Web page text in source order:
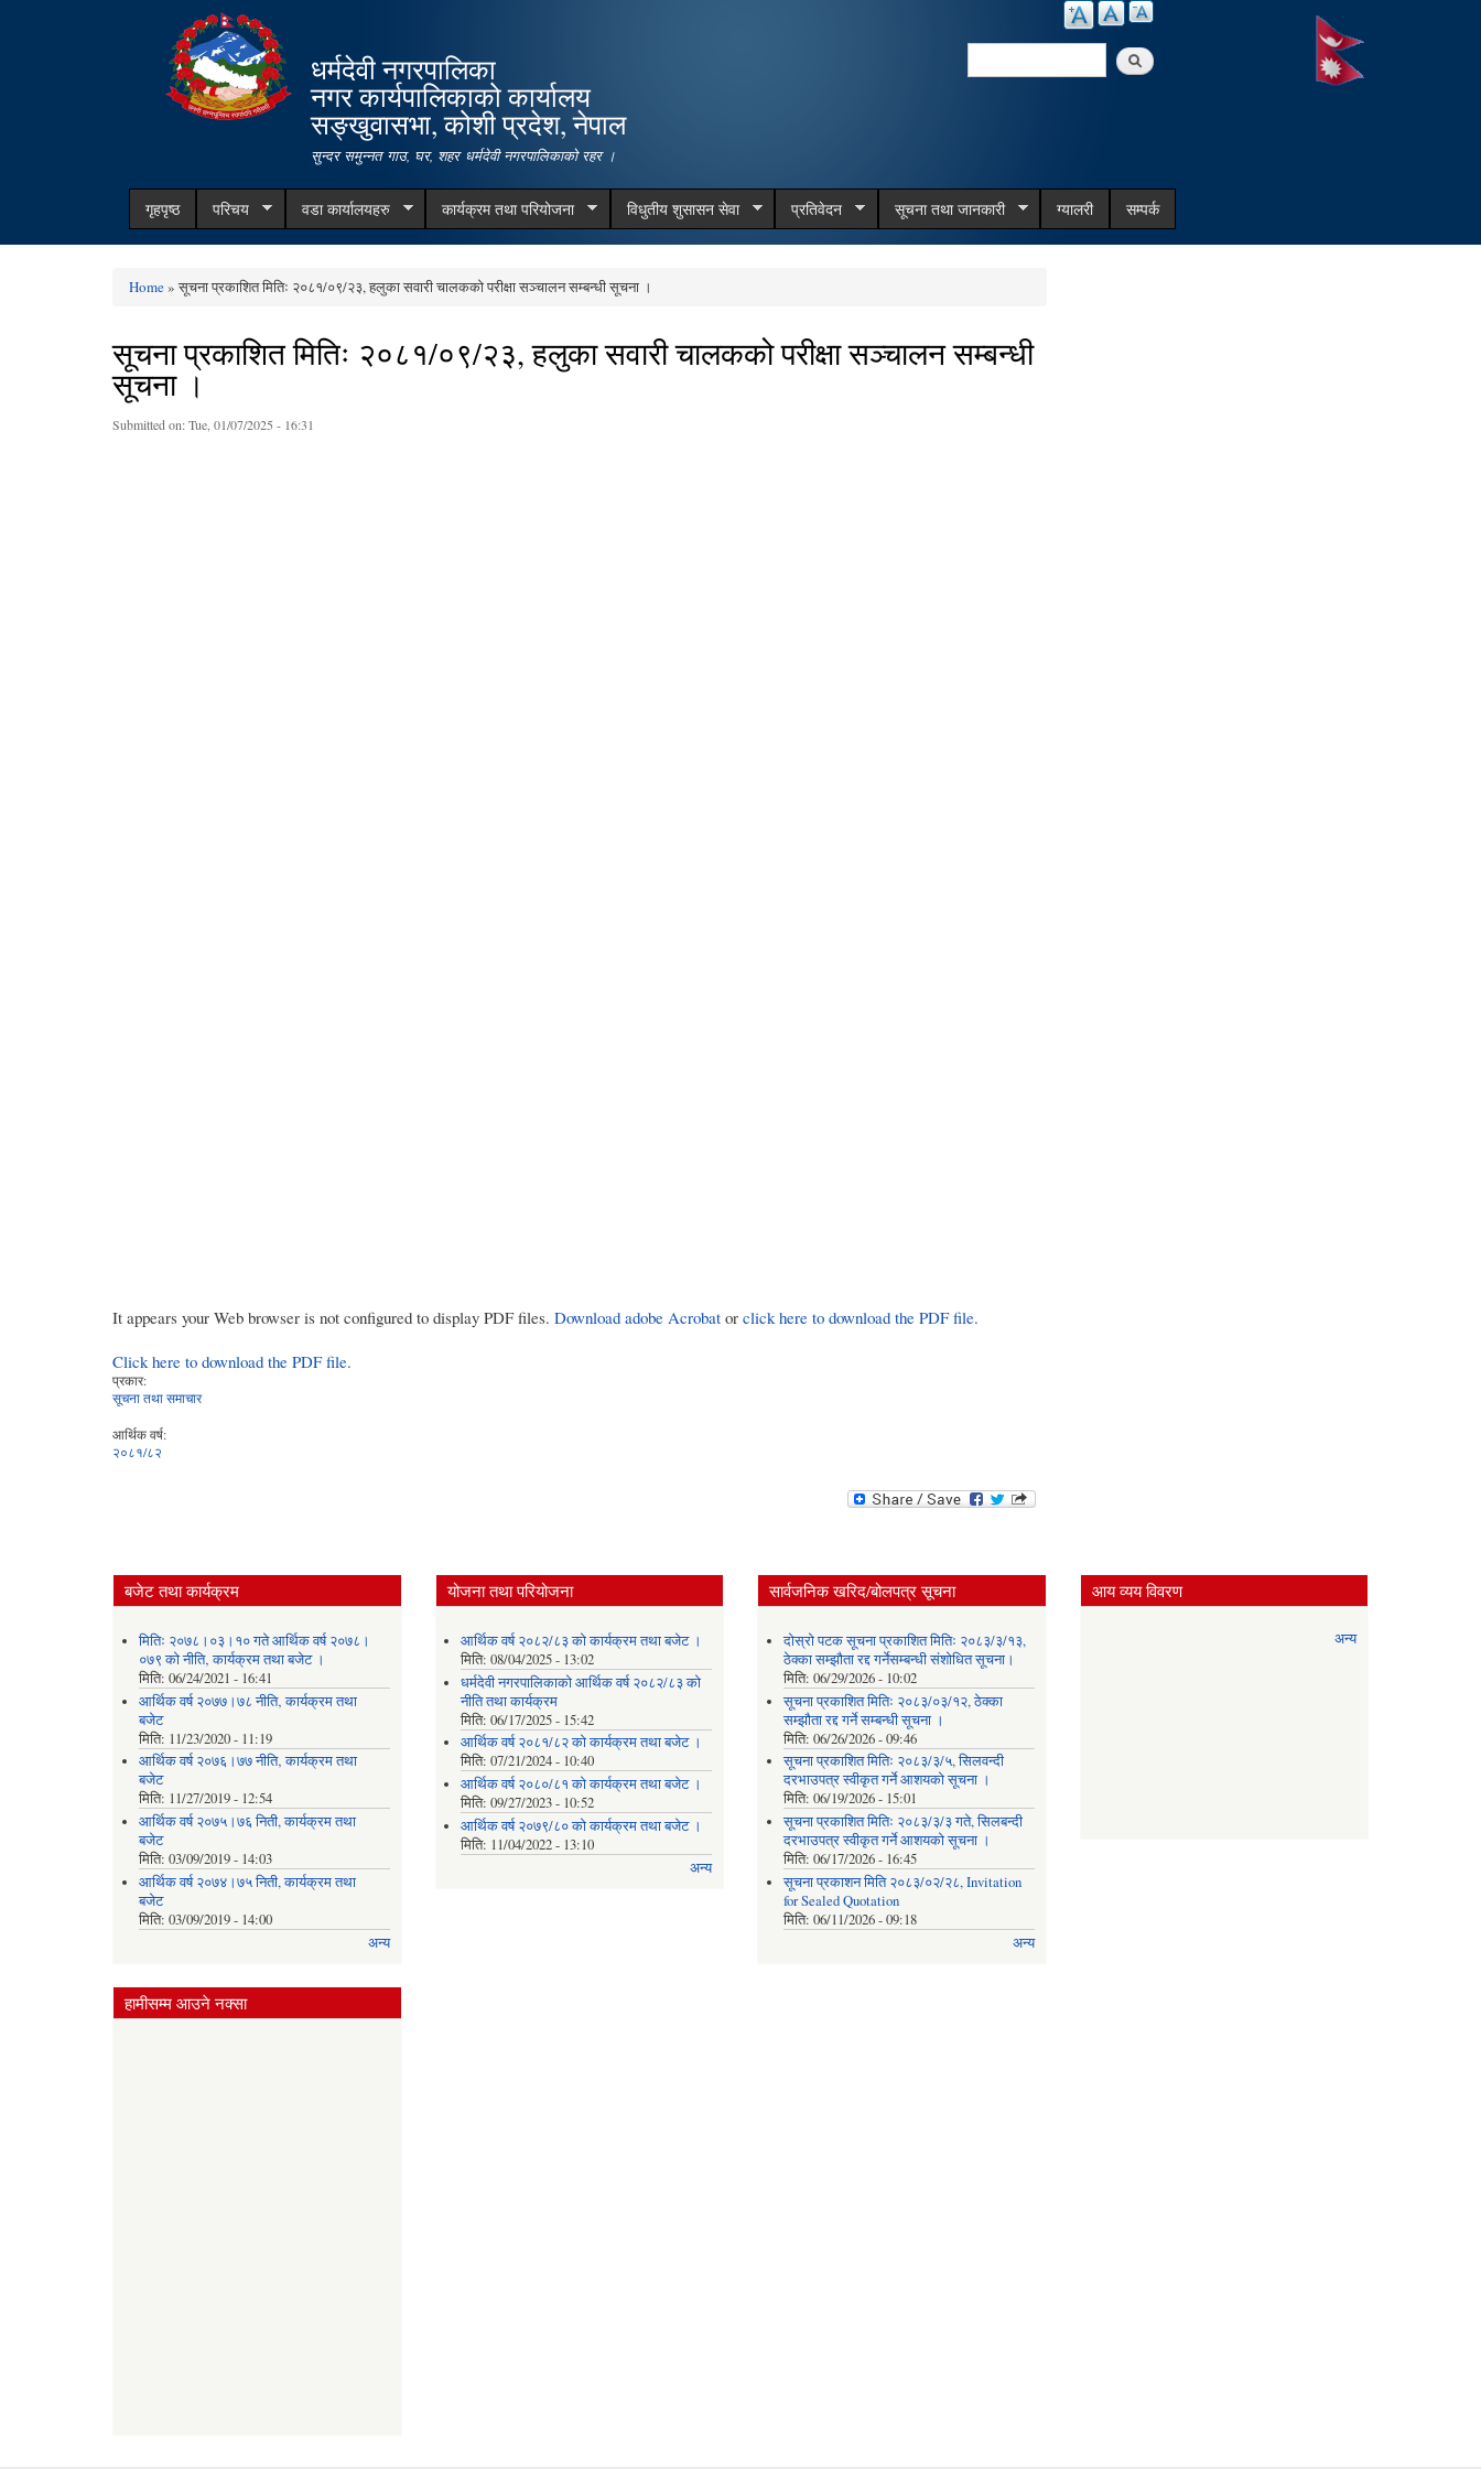
धर्मदेवी नगरपालिका
नगर कार्यपालिकाको कार्यालय
सङ्खुवासभा, कोशी प्रदेश, नेपाल
सुन्दर समुन्नत गाउ, घर, शहर धर्मदेवी नगरपालिकाको रहर ।
Search
गृहपृष्ठ परिचय वडा कार्यालयहरु कार्यक्रम तथा परियोजना विधुतीय शुसासन सेवा प्रतिवेदन सूचना तथा जानकारी ग्यालरी सम्पर्क
You are here
Home» सूचना प्रकाशित मितिः २०८१/०९/२३, हलुका सवारी चालकको परीक्षा सञ्चालन सम्बन्धी सूचना ।
सूचना प्रकाशित मितिः २०८१/०९/२३, हलुका सवारी चालकको परीक्षा सञ्चालन सम्बन्धी
सूचना ।
Submitted on:Tue, 01/07/2025 - 16:31
It appears your Web browser is not configured to display PDF files. Download adobe Acrobat or click here to download the PDF file.
Click here to download the PDF file.
प्रकार:
सूचना तथा समाचार
आर्थिक वर्ष:
२०८१/८२
बजेट तथा कार्यक्रम
मितिः २०७८।०३।१० गते आर्थिक वर्ष २०७८।
०७९ को नीति‚ कार्यक्रम तथा बजेट ।
मिति: 06/24/2021 - 16:41
आर्थिक वर्ष २०७७।७८ नीति‚ कार्यक्रम तथा
बजेट
मिति: 11/23/2020 - 11:19
आर्थिक वर्ष २०७६।७७ नीति‚ कार्यक्रम तथा
बजेट
मिति: 11/27/2019 - 12:54
आर्थिक वर्ष २०७५।७६ निती, कार्यक्रम तथा
बजेट
मिति: 03/09/2019 - 14:03
आर्थिक वर्ष २०७४।७५ निती, कार्यक्रम तथा
बजेट
मिति: 03/09/2019 - 14:00
अन्य
योजना तथा परियोजना
आर्थिक वर्ष २०८२/८३ को कार्यक्रम तथा बजेट ।
मिति:08/04/2025 - 13:02
धर्मदेवी नगरपालिकाको आर्थिक वर्ष २०८२/८३ को
नीति तथा कार्यक्रम
मिति:06/17/2025 - 15:42
आर्थिक वर्ष २०८१/८२ को कार्यक्रम तथा बजेट ।
मिति:07/21/2024 - 10:40
आर्थिक वर्ष २०८०/८१ को कार्यक्रम तथा बजेट ।
मिति:09/27/2023 - 10:52
आर्थिक वर्ष २०७९/८० को कार्यक्रम तथा बजेट ।
मिति: 11/04/2022 - 13:10
अन्य
सार्वजनिक खरिद/बोलपत्र सूचना
दोस्रो पटक सूचना प्रकाशित मितिः २०८३/३/१३,
ठेक्का सम्झौता रद्द गर्नेसम्बन्धी संशोधित सूचना।
मिति: 06/29/2026 - 10:02
सूचना प्रकाशित मितिः २०८३/०३/१२, ठेक्का
सम्झौता रद्द गर्ने सम्बन्धी सूचना ।
मिति: 06/26/2026 - 09:46
सूचना प्रकाशित मितिः २०८३/३/५, सिलवन्दी
दरभाउपत्र स्वीकृत गर्ने आशयको सूचना ।
मिति: 06/19/2026 - 15:01
सूचना प्रकाशित मितिः २०८३/३/३ गते, सिलबन्दी
दरभाउपत्र स्वीकृत गर्ने आशयको सूचना ।
मिति: 06/17/2026 - 16:45
सूचना प्रकाशन मिति २०८३/०२/२८, Invitation
for Sealed Quotation
मिति: 06/11/2026 - 09:18
अन्य
आय व्यय विवरण
अन्य
हामीसम्म आउने नक्सा